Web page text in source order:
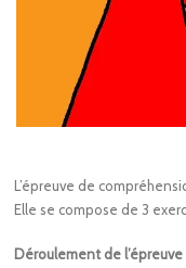
L’épreuve de
Elle se compose de 3
Déroulement de